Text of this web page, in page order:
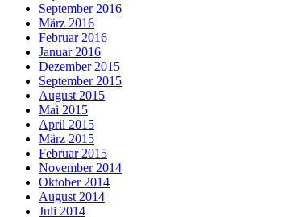
September 2016
März 2016
Februar 2016
Januar 2016
Dezember 2015
September 2015
August 2015
Mai 2015
April 2015
März 2015
Februar 2015
November 2014
Oktober 2014
August 2014
Juli 2014